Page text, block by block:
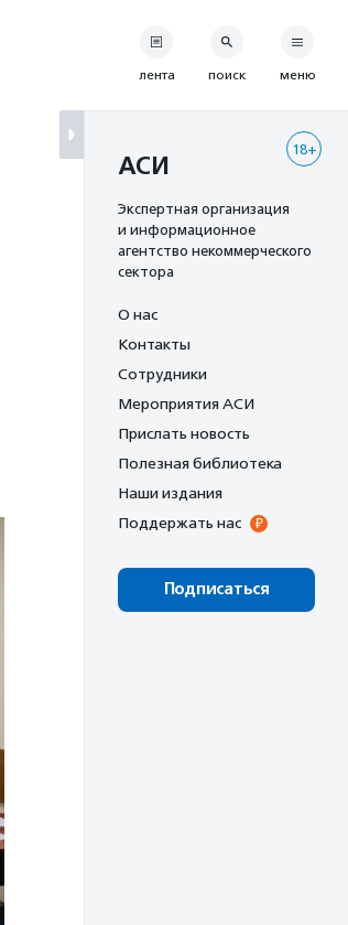
лента поиск меню
18+
АСИ
Экспертная организация
и информационное
агентство некоммерческого
сектора
О нас
Контакты
Сотрудники
Мероприятия АСИ
Прислать новость
Полезная библиотека
Наши издания
Поддержать нас
Подписаться